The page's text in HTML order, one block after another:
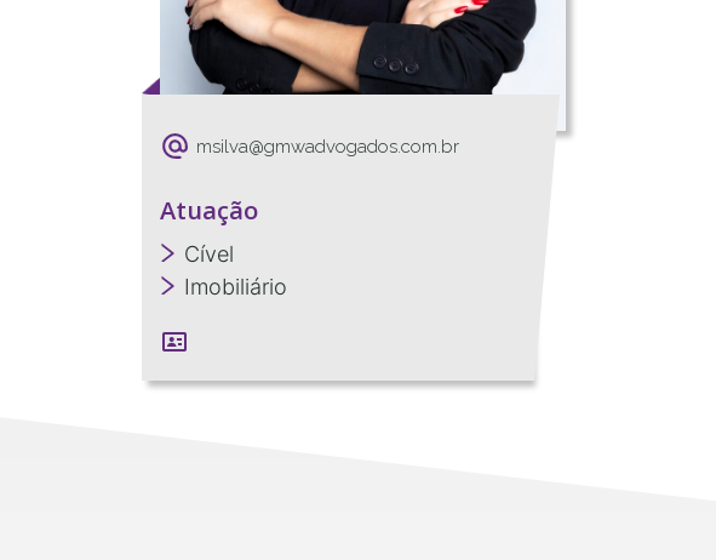
msilva@gmwadvogados.com.br
Atuação
Cível
Imobiliário